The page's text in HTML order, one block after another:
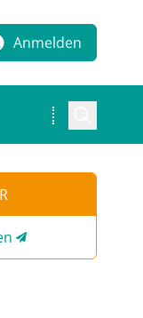
Anmelden